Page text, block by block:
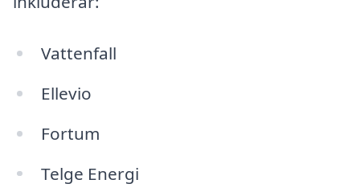
Vattenfall
Ellevio
Fortum
Telge Energi